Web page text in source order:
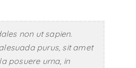
non ut sapien.
purus, sit amet
posuere urna, in